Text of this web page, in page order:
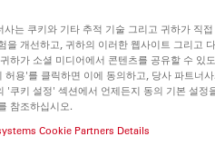
사는 쿠키와 기타 추적 기술 그리고 귀하가 직
을 개선하고, 귀하의 이러한 웹사이트 그리고
하가 소셜 미디어에서 콘텐츠를 공유할 수 있
허용'를 클릭하면 이에 동의하고, 당사 파트너
'쿠키 설정' 섹션에서 언제든지 동의 기본 설
참조하십시오.
Cookie Partners Details